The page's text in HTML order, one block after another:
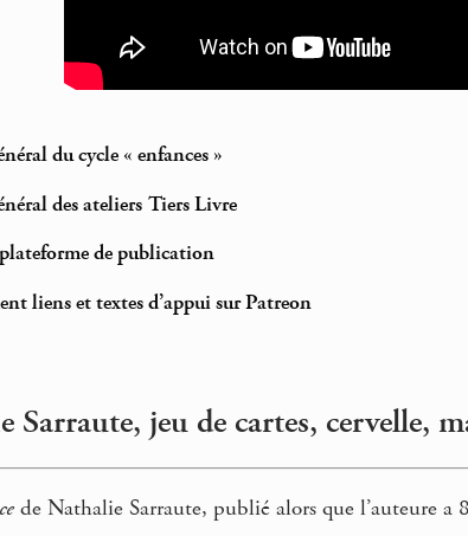
du cycle « enfances »
des ateliers Tiers Livre
de publication
liens et textes d’appui sur Patreon
Sarraute, jeu de cartes, cervelle,
de Nathalie Sarraute, publié alors que l’auteure